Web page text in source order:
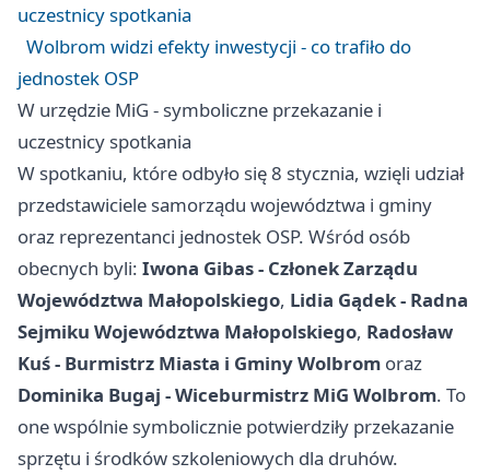
uczestnicy spotkania
Wolbrom widzi efekty inwestycji - co trafiło do
jednostek OSP
W urzędzie MiG - symboliczne przekazanie i
uczestnicy spotkania
W spotkaniu, które odbyło się 8 stycznia, wzięli udział
przedstawiciele samorządu województwa i gminy
oraz reprezentanci jednostek OSP. Wśród osób
obecnych byli: Iwona Gibas - Członek Zarządu
Województwa Małopolskiego, Lidia Gądek - Radna
Sejmiku Województwa Małopolskiego, Radosław
Kuś - Burmistrz Miasta i Gminy Wolbrom oraz
Dominika Bugaj - Wiceburmistrz MiG Wolbrom. To
one wspólnie symbolicznie potwierdziły przekazanie
sprzętu i środków szkoleniowych dla druhów.